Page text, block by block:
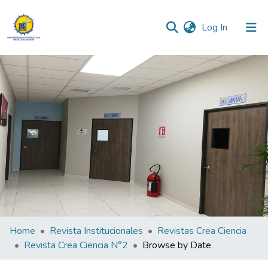
Log In (current)
Communities & Collections
All of DSpace
Home Revista Institucionales
Revistas Crea Ciencia
Revista Crea Ciencia N°2
Browse by Date